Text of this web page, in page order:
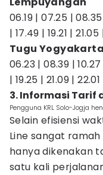
06.19 | 07.25 | 08.35
| 17.49 | 19.21 |
Tugu Yogyakarta
06.23 | 08.39 | 10.27
| 19.25 | 21.09 | 22.01
3. Informasi Tarif
Pengguna KRL Solo-Jogja
Selain efisiensi
Line sangat
hanya dikenakan
satu kali